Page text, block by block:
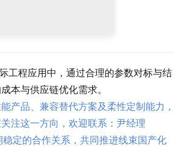
工程应用中，通过合理的参数对标与结
本与供应链优化需求。
产品、兼容替代方案及柔性定制能力，
注这一方向，欢迎联系：尹经理
定的合作关系，共同推进线束国产化